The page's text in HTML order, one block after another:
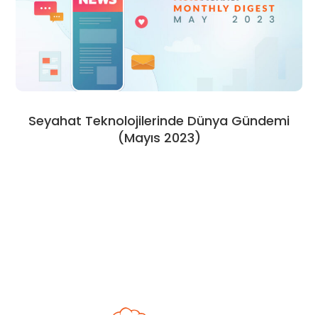
Seyahat Teknolojilerinde Dünya Gündemi
(Mayıs 2023)